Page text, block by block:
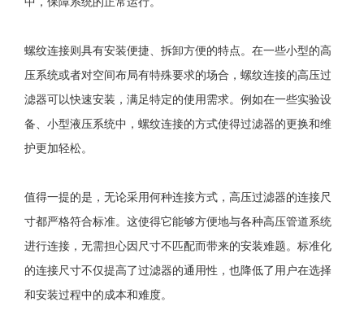
螺纹连接则具有安装便捷、拆卸方便的特点。在一些小型的高
压系统或者对空间布局有特殊要求的场合，螺纹连接的高压过
滤器可以快速安装，满足特定的使用需求。例如在一些实验设
备、小型液压系统中，螺纹连接的方式使得过滤器的更换和维
护更加轻松。
值得一提的是，无论采用何种连接方式，高压过滤器的连接尺
寸都严格符合标准。这使得它能够方便地与各种高压管道系统
进行连接，无需担心因尺寸不匹配而带来的安装难题。标准化
的连接尺寸不仅提高了过滤器的通用性，也降低了用户在选择
和安装过程中的成本和难度。